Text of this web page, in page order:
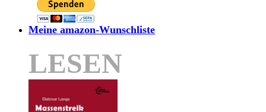
Meine amazon-Wunschliste
LESEN